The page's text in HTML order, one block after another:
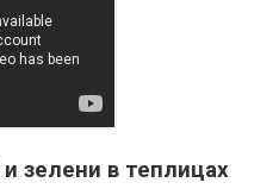
зелени в теплицах